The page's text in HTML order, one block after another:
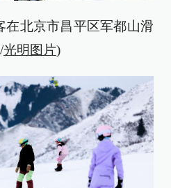
在北京市昌平区军都山滑
光明图片)